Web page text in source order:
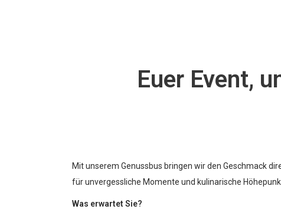
Euer Event,
Mit unserem Genussbus bringen wir den Geschmack
für unvergessliche Momente und kulinarische
Was erwartet Sie?